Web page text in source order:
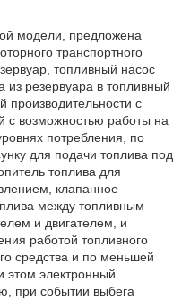
модели, предложена
транспортного
топливный насос
из резервуара в топливный
производительности с
с возможностью работы на
потребления, по
для подачи топлива под
топлива для
клапанное
между топливным
и двигателем, и
работой топливного
средства и по меньшей
этом электронный
при событии выбега